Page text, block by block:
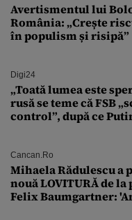
Avertismentul lui
România: „Crește
în populism și risipă”
Digi24
„Toată lumea este
rusă se teme că FSB
control”, după ce
Cancan.ro
Mihaela Rădulescu a
nouă LOVITURĂ de
Felix Baumgartner: